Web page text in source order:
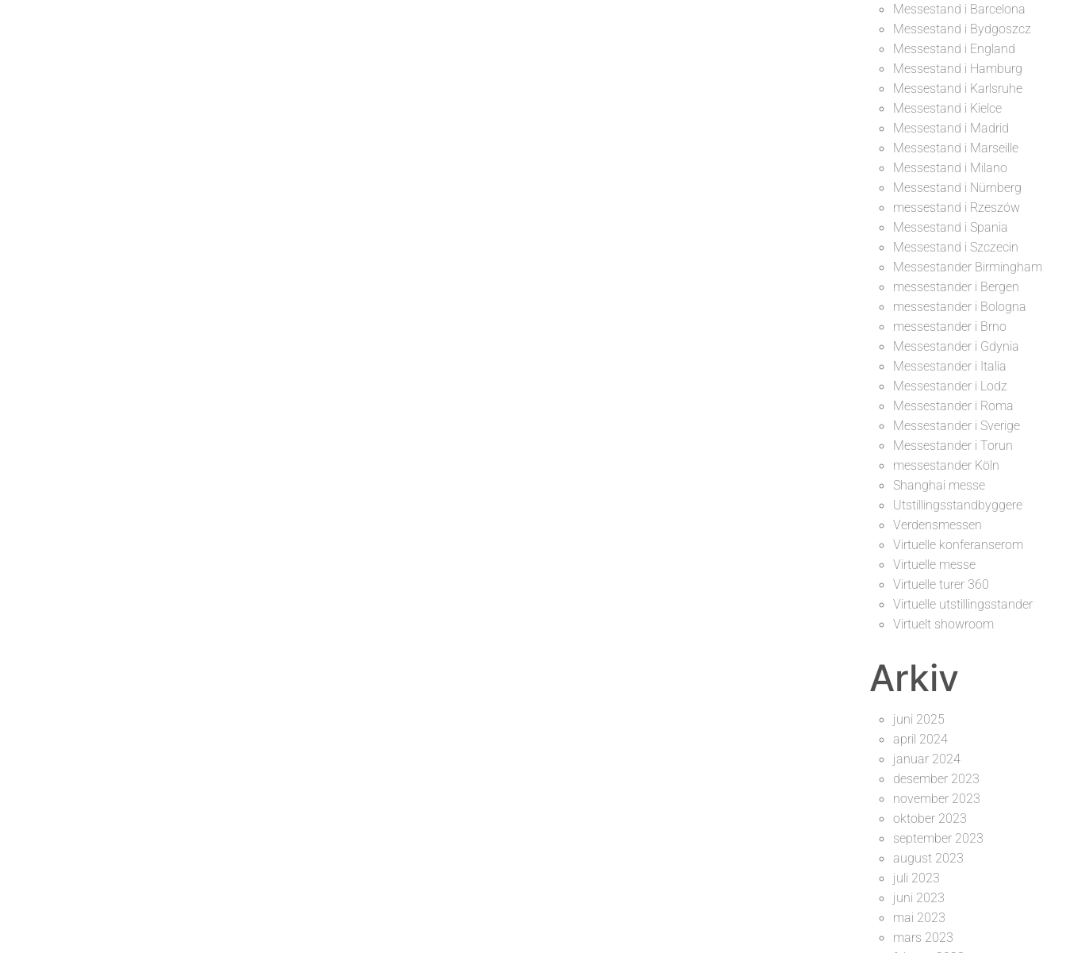
Messestand i Barcelona
Messestand i Bydgoszcz
Messestand i England
Messestand i Hamburg
Messestand i Karlsruhe
Messestand i Kielce
Messestand i Madrid
Messestand i Marseille
Messestand i Milano
Messestand i Nürnberg
messestand i Rzeszów
Messestand i Spania
Messestand i Szczecin
Messestander Birmingham
messestander i Bergen
messestander i Bologna
messestander i Brno
Messestander i Gdynia
Messestander i Italia
Messestander i Lodz
Messestander i Roma
Messestander i Sverige
Messestander i Torun
messestander Köln
Shanghai messe
Utstillingsstandbyggere
Verdensmessen
Virtuelle konferanserom
Virtuelle messe
Virtuelle turer 360
Virtuelle utstillingsstander
Virtuelt showroom
Arkiv
juni 2025
april 2024
januar 2024
desember 2023
november 2023
oktober 2023
september 2023
august 2023
juli 2023
juni 2023
mai 2023
mars 2023